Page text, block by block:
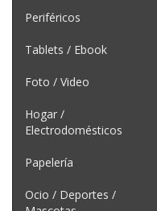
Periféricos
Tablets / Ebook
Foto / Video
Hogar /
Electrodomésticos
Papelería
Ocio / Deportes /